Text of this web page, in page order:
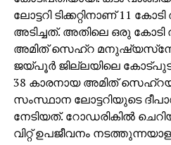
ലോട്ടറി ടിക്കറ്റിനാണ് 11
അടിച്ചത്. അതിലെ ഒരു
അമിത് സെഹ്‌റ
ജയ്പൂര്‍ ജില്ലയിലെ
38 കാരനായ അമിത്
സംസ്ഥാന ലോട്ടറിയുടെ
നേടിയത്. റോഡരികില്‍
വിറ്റ് ഉപജീവനം